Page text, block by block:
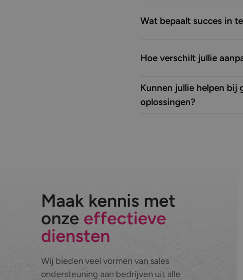
Wat bepaalt succes in
Hoe verschilt jullie
Kunnen jullie helpen bij
oplossingen?
Maak kennis met
onze effectieve
diensten
Wij bieden veel vormen van sales
ondersteuning aan bedrijven uit alle